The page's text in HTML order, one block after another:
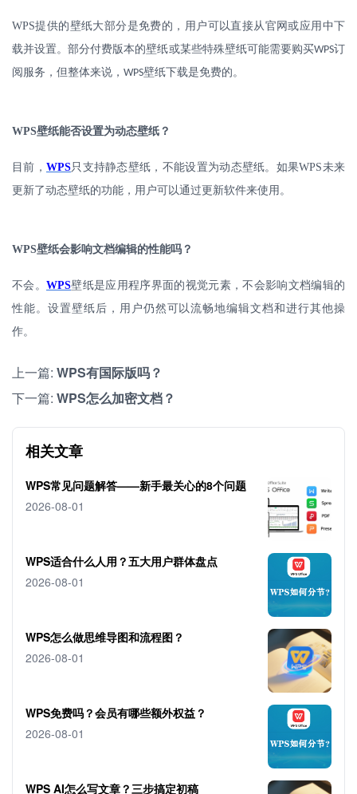
WPS提供的壁纸大部分是免费的，用户可以直接从官网或应用中下
载并设置。部分付费版本的壁纸或某些特殊壁纸可能需要购买WPS订
阅服务，但整体来说， WPS壁纸下载是免费的。
WPS壁纸能否设置为动态壁纸？
目前， WPS只支持静态壁纸，不能设置为动态壁纸。如果WPS未来
更新了动态壁纸的功能，用户可以通过更新软件来使用。
WPS壁纸会影响文档编辑的性能吗？
不会。 WPS壁纸是应用程序界面的视觉元素，不会影响文档编辑的
性能。设置壁纸后，用户仍然可以流畅地编辑文档和进行其他操
作。
上一篇: WPS有国际版吗？
下一篇: WPS怎么加密文档？
相关文章
WPS常见问题解答——新手最关心的8个问题
2026-08-01
WPS适合什么人用？五大用户群体盘点
2026-08-01
WPS怎么做思维导图和流程图？
2026-08-01
WPS免费吗？会员有哪些额外权益？
2026-08-01
WPS AI怎么写文章？三步搞定初稿